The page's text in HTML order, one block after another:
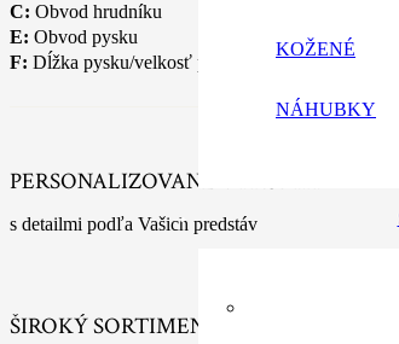
KOŽENÉ
NÁHUBKY
C: Obvod hrudníku
E: Obvod pysku
F: Dĺžka pysku/velkosť pysku
PERSONALIZOVANÉ VÝROBKY
s detailmi podľa Vašich predstáv
ŠIROKÝ SORTIMENT